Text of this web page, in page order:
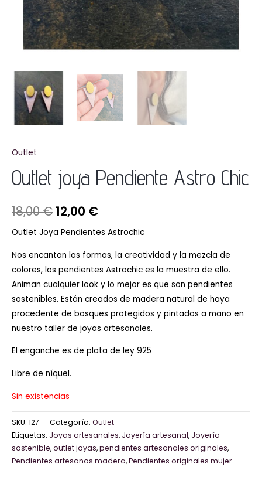
Outlet
Outlet joya Pendiente Astro Chic
18,00€ 12,00 €
Outlet Joya Pendientes Astrochic
Nos encantan las formas, la creatividad y la mezcla de
colores, los pendientes Astrochic es la muestra de ello.
Animan cualquier look y lo mejor es que son pendientes
sostenibles. Están creados de madera natural de haya
procedente de bosques protegidos y pintados a mano en
nuestro taller de joyas artesanales.
El enganche es de plata de ley 925
Libre de níquel.
Sin existencias
SKU: 127 Categoría: Outlet
Etiquetas: Joyas artesanales, Joyería artesanal, Joyería
sostenible,outlet joyas,pendientes artesanales originales,
Pendientes artesanos madera,Pendientes originales mujer